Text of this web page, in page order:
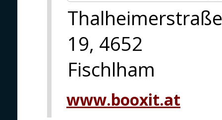
Thalheimerstraße
19, 4652
Fischlham
www.booxit.at